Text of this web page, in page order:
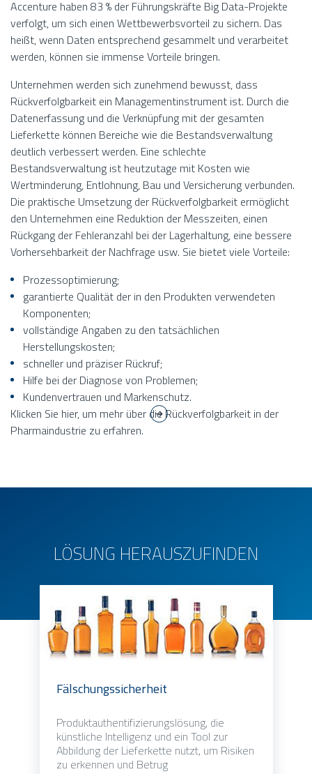
Accenture haben 83 % der Führungskräfte Big Data-Projekte
verfolgt, um sich einen Wettbewerbsvorteil zu sichern. Das
heißt, wenn Daten entsprechend gesammelt und verarbeitet
werden, können sie immense Vorteile bringen.
Unternehmen werden sich zunehmend bewusst, dass
Rückverfolgbarkeit ein Managementinstrument ist. Durch die
Datenerfassung und die Verknüpfung mit der gesamten
Lieferkette können Bereiche wie die Bestandsverwaltung
deutlich verbessert werden. Eine schlechte
Bestandsverwaltung ist heutzutage mit Kosten wie
Wertminderung, Entlohnung, Bau und Versicherung verbunden.
Die praktische Umsetzung der Rückverfolgbarkeit ermöglicht
den Unternehmen eine Reduktion der Messzeiten, einen
Rückgang der Fehleranzahl bei der Lagerhaltung, eine bessere
Vorhersehbarkeit der Nachfrage usw. Sie bietet viele Vorteile:
Prozessoptimierung;
garantierte Qualität der in den Produkten verwendeten
Komponenten;
vollständige Angaben zu den tatsächlichen
Herstellungskosten;
schneller und präziser Rückruf;
Hilfe bei der Diagnose von Problemen;
Kundenvertrauen und Markenschutz.
Klicken Sie hier, um mehr über die Rückverfolgbarkeit in der
Pharmaindustrie zu erfahren.
LÖSUNG HERAUSZUFINDEN
Fälschungssicherheit
Produktauthentifizierungslösung, die
künstliche Intelligenz und ein Tool zur
Abbildung der Lieferkette nutzt, um Risiken
zu erkennen und Betrug